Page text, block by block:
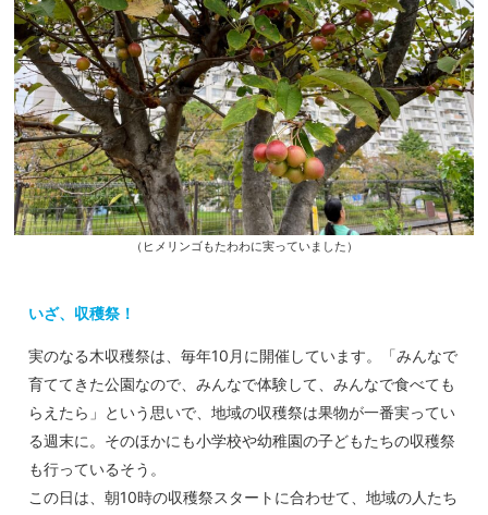
（ヒメリンゴもたわわに実っていました）
いざ、収穫祭！
実のなる木収穫祭は、毎年10月に開催しています。「みんなで
育ててきた公園なので、みんなで体験して、みんなで食べても
らえたら」という思いで、地域の収穫祭は果物が一番実ってい
る週末に。そのほかにも小学校や幼稚園の子どもたちの収穫祭
も行っているそう。
この日は、朝10時の収穫祭スタートに合わせて、地域の人たち